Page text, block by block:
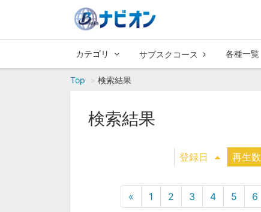
カテゴリ サブスクコース 各種一覧
Top 検索結果
検索結果
登録日 再生数
« 1 2 3 4 5 6